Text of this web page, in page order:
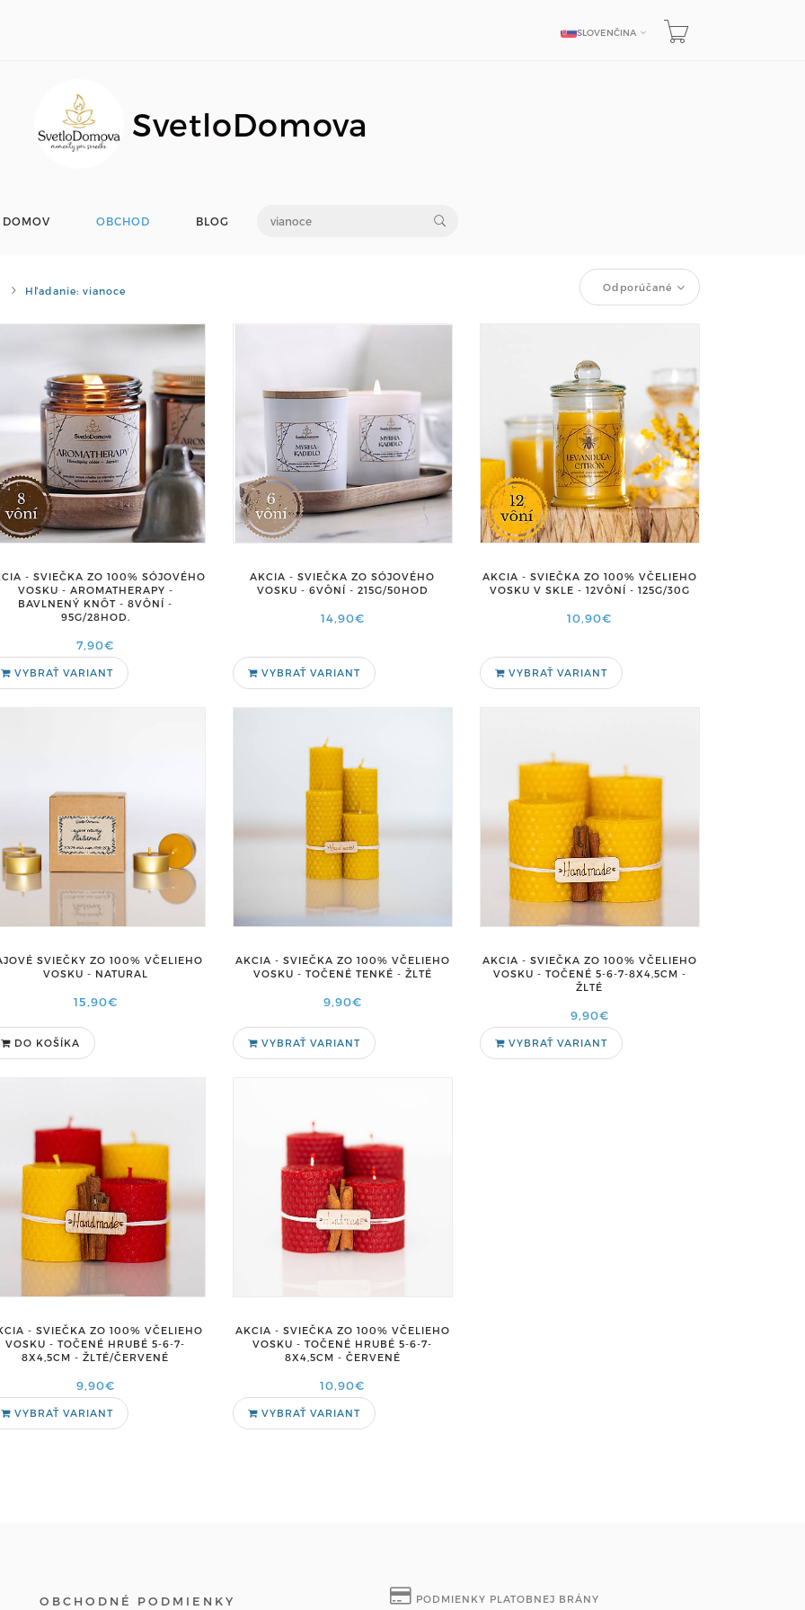
SLOVENČINA
JAZYK
SvetloDomova
DOMOV OBCHOD BLOG
Hľadanie: vianoce Odporúčané
- SVIEČKA ZO 100% SÓJOVÉHO
VOSKU - AROMATHERAPY -
BAVLNENÝ KNÔT - 8VÔNÍ -
95G/28HOD.
7,90€
VYBRAŤ VARIANT
AKCIA - SVIEČKA ZO SÓJOVÉHO
VOSKU - 6VÔNÍ - 215G/50HOD
14,90€
VYBRAŤ VARIANT
AKCIA - SVIEČKA ZO 100% VČELIEHO
VOSKU V SKLE - 12VÔNÍ - 125G/30G
10,90€
VYBRAŤ VARIANT
SVIEČKY ZO 100% VČELIEHO
VOSKU - NATURAL
15,90€
DO KOŠÍKA
AKCIA - SVIEČKA ZO 100% VČELIEHO
VOSKU - TOČENÉ TENKÉ - ŽLTÉ
9,90€
VYBRAŤ VARIANT
AKCIA - SVIEČKA ZO 100% VČELIEHO
VOSKU - TOČENÉ 5-6-7-8X4,5CM -
ŽLTÉ
9,90€
VYBRAŤ VARIANT
- SVIEČKA ZO 100% VČELIEHO
VOSKU - TOČENÉ HRUBÉ 5-6-7-
8X4,5CM - ŽLTÉ/ČERVENÉ
9,90€
VYBRAŤ VARIANT
AKCIA - SVIEČKA ZO 100% VČELIEHO
VOSKU - TOČENÉ HRUBÉ 5-6-7-
8X4,5CM - ČERVENÉ
10,90€
VYBRAŤ VARIANT
OBCHODNÉ PODMIENKY PODMIENKY PLATOBNEJ BRÁNY